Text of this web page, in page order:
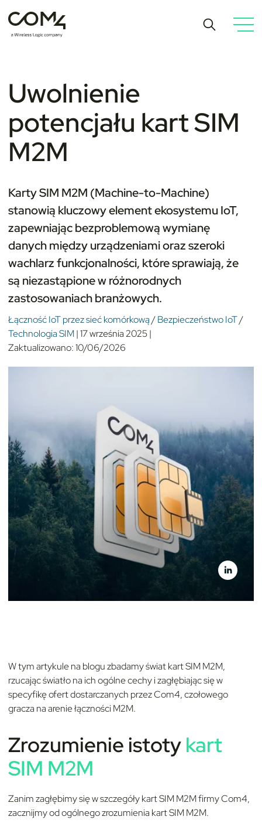
Uwolnienie
potencjału kart SIM
M2M
Karty SIM M2M (Machine-to-Machine)
stanowią kluczowy element ekosystemu IoT,
zapewniając bezproblemową wymianę
danych między urządzeniami oraz szeroki
wachlarz funkcjonalności, które sprawiają, że
są niezastąpione w różnorodnych
zastosowaniach branżowych.
Łączność IoT przez sieć komórkową/Bezpieczeństwo IoT/
Technologia SIM|17 września 2025|
Zaktualizowano:10/06/2026
W tym artykule na blogu zbadamy świat kart SIM M2M,
rzucając światło na ich ogólne cechy i zagłębiając się w
specyfikę ofert dostarczanych przez Com4, czołowego
gracza na arenie łączności M2M.
Zrozumienie istotykart
SIM M2M
Zanim zagłębimy się w szczegóły kart SIM M2M firmy Com4,
zacznijmy od ogólnego zrozumienia kart SIM M2M.